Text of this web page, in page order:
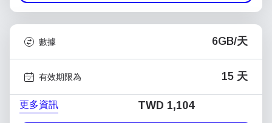
數據 6GB/天
有效期限為 15 天
更多資訊 TWD 1,104